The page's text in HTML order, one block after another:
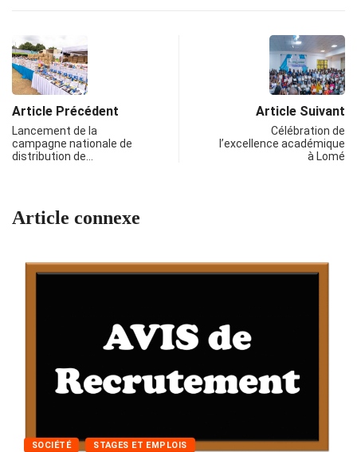
Article Précédent
Lancement de la
campagne nationale de
distribution de…
Article Suivant
Célébration de
l’excellence académique
à Lomé
Article connexe
SOCIÉTÉ STAGES ET EMPLOIS